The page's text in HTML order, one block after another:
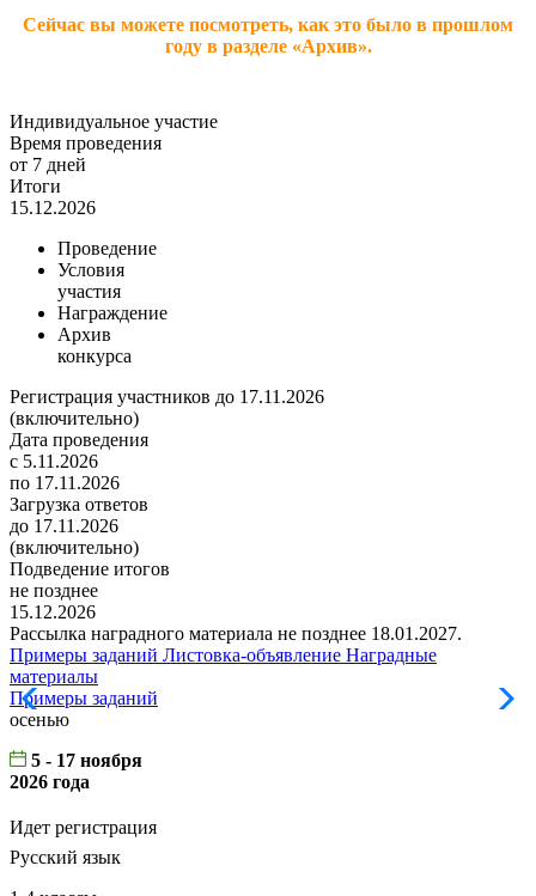
Сейчас вы можете посмотреть, как это было в прошлом
году в разделе «Архив».
Индивидуальное участие
Время проведения
от 7 дней
Итоги
15.12.2026
Проведение
Условия
участия
Награждение
Архив
конкурса
Регистрация участников до 17.11.2026
(включительно)
Дата проведения
с 5.11.2026
по 17.11.2026
Загрузка ответов
до 17.11.2026
(включительно)
Подведение итогов
не позднее
15.12.2026
Рассылка наградного материала не позднее 18.01.2027.
Примеры заданий Листовка-объявление Наградные
материалы
Примеры заданий
осенью
5 - 17 ноября
2026 года
Идет регистрация
Русский язык